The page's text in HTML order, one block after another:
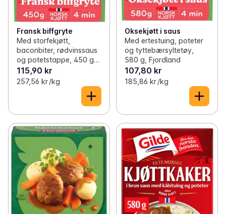
Fransk biffgryte
Med storfekjøtt,
baconbiter, rødvinssaus
og potetstappe, 450 g,
Fjordland
115,90 kr
257,56 kr /kg
Oksekjøtt i saus
Med ertestuing, poteter
og tyttebærsyltetøy,
580 g, Fjordland
107,80 kr
185,86 kr /kg